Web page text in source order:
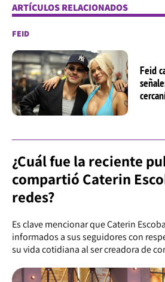
ARTÍCULOS RELACIONADOS
FEID
Feid
¿Cuál fue la reciente
compartió Caterin
redes?
Es clave mencionar que Caterin
informados a sus seguidores con
su vida cotidiana al ser creadora de